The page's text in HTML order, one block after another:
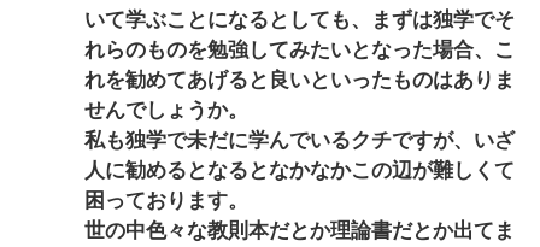
いて学ぶことになるとしても、まずは独学でそ
れらのものを勉強してみたいとなった場合、こ
れを勧めてあげると良いといったものはありま
せんでしょうか。
私も独学で未だに学んでいるクチですが、いざ
人に勧めるとなるとなかなかこの辺が難しくて
困っております。
世の中色々な教則本だとか理論書だとか出てま